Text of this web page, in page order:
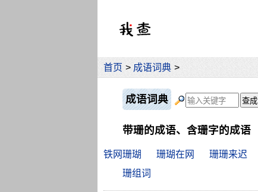
首页 > 成语词典 >
成语词典
带珊的成语、含珊字的成语
铁网珊瑚 珊瑚在网 珊珊来迟
珊组词